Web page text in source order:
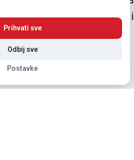
ali je lijepi kameni
Prihvati sve
Odbij sve
Postavke